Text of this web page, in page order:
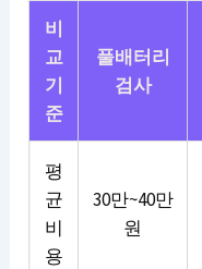
비
교
기
준
풀배터리
검사
평
균
비
용
30만~40만
원